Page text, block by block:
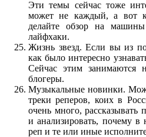
Эти темы сейчас тоже
может не каждый, а вот
делайте обзор на
лайфхаки.
Жизнь звезд. Если вы из
как было интересно
Сейчас этим занимаются
блогеры.
Музыкальные новинки.
треки реперов, коих в
очень много,
и анализировать, почему в
реп и те или иные